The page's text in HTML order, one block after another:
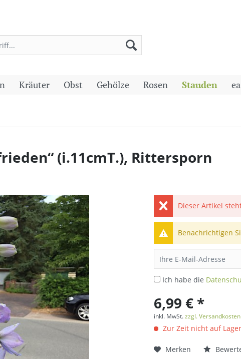
Kräuter Obst Gehölze Rosen Stauden
(i.11cmT.), Rittersporn
Dieser Artikel
Benachrichtigen
Ich habe die
6,99 € *
inkl. MwSt.zzgl. Versandkosten
Zur Zeit nicht auf Lager
Merken